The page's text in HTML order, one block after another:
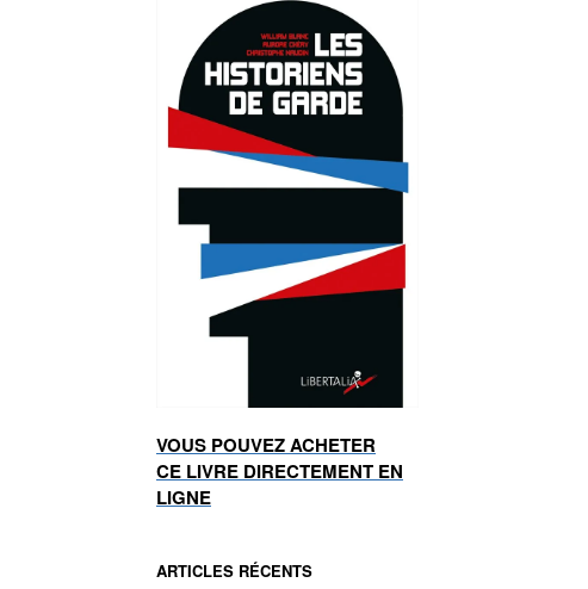
VOUS POUVEZ ACHETER
CE LIVRE DIRECTEMENT EN
LIGNE
ARTICLES RÉCENTS